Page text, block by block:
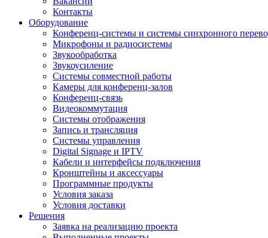
Контакты
Оборудование
Конференц-системы и системы синхронного
Микрофоны и радиосистемы
Звукообработка
Звукоусиление
Системы совместной работы
Камеры для конференц-залов
Конференц-связь
Видеокоммутация
Системы отображения
Запись и трансляция
Системы управления
Digital Signage и IPTV
Кабели и интерфейсы подключения
Кронштейны и аксессуары
Программные продукты
Условия заказа
Условия доставки
Решения
Заявка на реализацию проекта